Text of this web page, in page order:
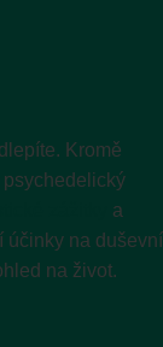
Kromě
psychedelický
a
účinky na duševní
na život.